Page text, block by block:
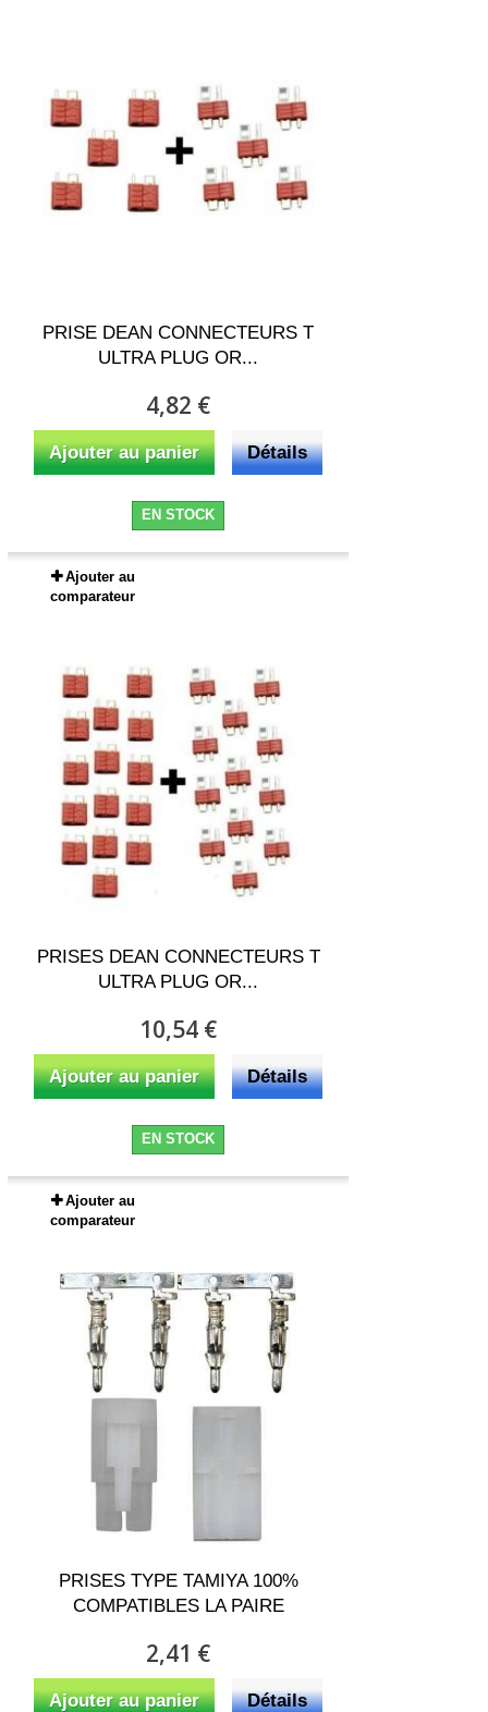
PRISE DEAN CONNECTEURS T
ULTRA PLUG OR...
4,82 €
Ajouter au panier Détails
EN STOCK
Ajouter au
comparateur
PRISES DEAN CONNECTEURS T
ULTRA PLUG OR...
10,54 €
Ajouter au panier Détails
EN STOCK
Ajouter au
comparateur
PRISES TYPE TAMIYA 100%
COMPATIBLES LA PAIRE
2,41 €
Ajouter au panier Détails